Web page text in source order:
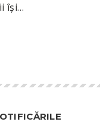
își…